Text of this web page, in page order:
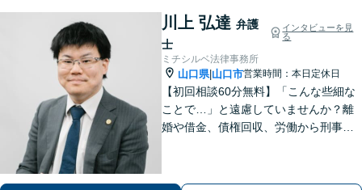
川上 弘達 弁護
士
インタビューを見
る
ミチシルベ法律事務所
山口県| 山口市営業時間：本日定休日
【初回相談60分無料】「こんな些細な
ことで…」と遠慮していませんか？離
婚や借金、債権回収、労働から刑事事